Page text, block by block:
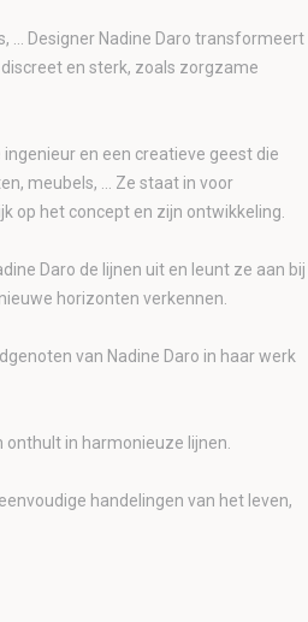
... Designer Nadine Daro transformeert
en sterk, zoals zorgzame
en een creatieve geest die
meubels, … Ze staat in voor
op het concept en zijn ontwikkeling.
Daro de lijnen uit en leunt ze aan bij
horizonten verkennen.
van Nadine Daro in haar werk
in harmonieuze lijnen.
handelingen van het leven,